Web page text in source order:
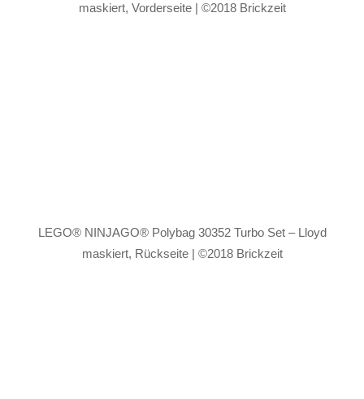
maskiert, Vorderseite | ©2018 Brickzeit
LEGO® NINJAGO® Polybag 30352 Turbo Set – Lloyd
maskiert, Rückseite | ©2018 Brickzeit